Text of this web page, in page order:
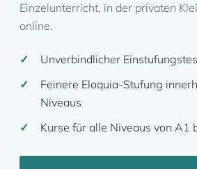
Einzelunterricht, in der privaten
online.
Unverbindlicher
Feinere Eloquia-Stufung
Niveaus
Kurse für alle Niveaus von A1